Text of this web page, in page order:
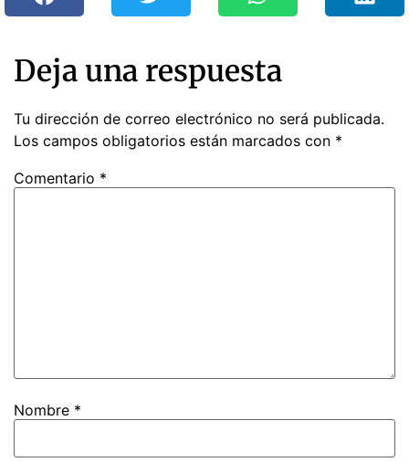
Deja una respuesta
Tu dirección de correo electrónico no será publicada.
Los campos obligatorios están marcados con *
Comentario *
Nombre *